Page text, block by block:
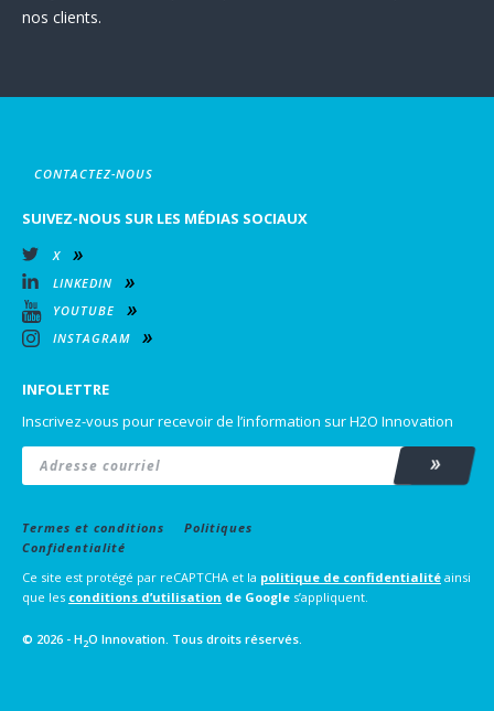
nos clients.
CONTACTEZ-NOUS
SUIVEZ-NOUS SUR LES MÉDIAS SOCIAUX
X
LINKEDIN
YOUTUBE
INSTAGRAM
INFOLETTRE
Inscrivez-vous pour recevoir de l’information sur H2O Innovation
Email Subscribe
Termes et conditions
Politiques
Confidentialité
Ce site est protégé par reCAPTCHA et la politique de confidentialité ainsi
que les conditions d’utilisation de Google s’appliquent.
© 2026 - H2O Innovation. Tous droits réservés.